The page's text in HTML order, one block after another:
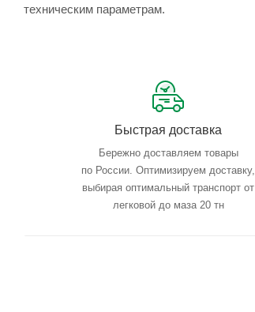
техническим параметрам.
Быстрая доставка
Бережно доставляем товары
по России. Оптимизируем доставку,
выбирая оптимальный транспорт от
легковой до маза 20 тн